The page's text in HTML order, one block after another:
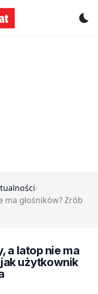
›
ma głośników? Zrób
a latop nie ma
użytkownik